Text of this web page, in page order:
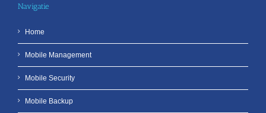
Navigatie
Home
Mobile Management
Mobile Security
Mobile Backup